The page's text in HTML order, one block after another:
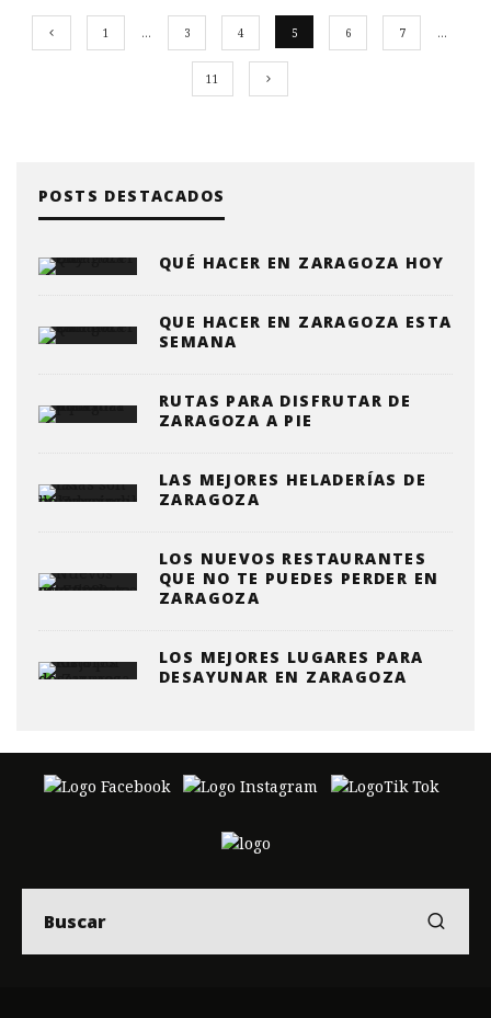
1 … 3 4 5 6 7 …
11
POSTS DESTACADOS
QUÉ HACER EN ZARAGOZA HOY
QUE HACER EN ZARAGOZA ESTA
SEMANA
RUTAS PARA DISFRUTAR DE
ZARAGOZA A PIE
LAS MEJORES HELADERÍAS DE
ZARAGOZA
LOS NUEVOS RESTAURANTES
QUE NO TE PUEDES PERDER EN
ZARAGOZA
LOS MEJORES LUGARES PARA
DESAYUNAR EN ZARAGOZA